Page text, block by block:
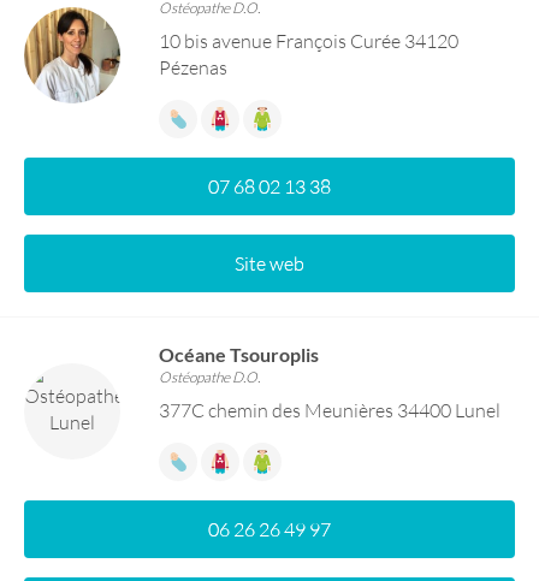
Ostéopathe D.O.
10 bis avenue François Curée 34120
Pézenas
07 68 02 13 38
Site web
Océane Tsouroplis
Ostéopathe D.O.
377C chemin des Meunières 34400 Lunel
06 26 26 49 97